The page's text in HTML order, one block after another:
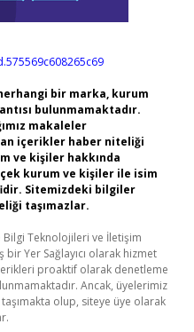
bir marka, kurum
bulunmamaktadır.
makaleler
içerikler haber niteliği
ve kişiler hakkında
kurum ve kişiler ile isim
Sitemizdeki bilgiler
taşımazlar.
Bilgi Teknolojileri ve İletişim
bir Yer Sağlayıcı olarak hizmet
proaktif olarak denetleme
Ancak, üyelerimiz
olup, siteye üye olarak